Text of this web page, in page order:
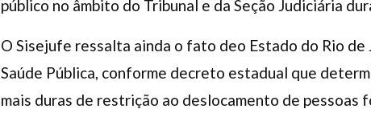
público no âmbito do Tribunal e da Seção Judiciária
O Sisejufe ressalta ainda o fato deo Estado do Rio
Saúde Pública, conforme decreto estadual que
mais duras de restrição ao deslocamento de